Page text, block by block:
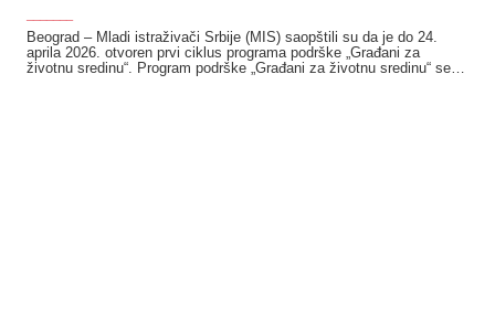
Beograd – Mladi istraživači Srbije (MIS) saopštili su da je do 24.
aprila 2026. otvoren prvi ciklus programa podrške „Građani za
životnu sredinu“. Program podrške „Građani za životnu sredinu“ se…